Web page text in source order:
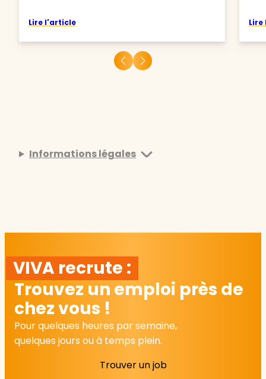
Lire l'article
Informations légales
VIVA recrute :
Trouvez un emploi près de
chez vous !
Pour quelques heures par semaine,
quelques jours ou à temps plein.
Trouver un job